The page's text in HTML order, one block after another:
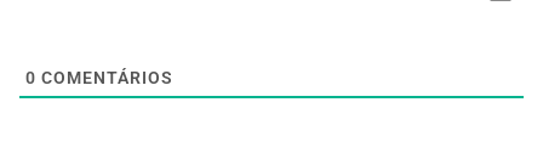
0 COMENTÁRIOS